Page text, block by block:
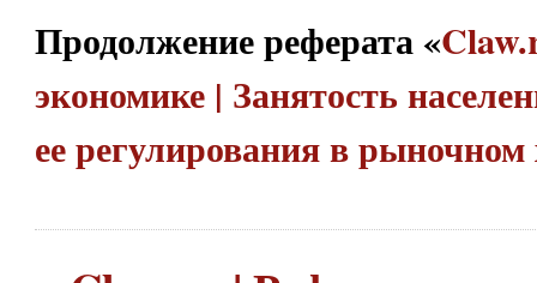
Продолжение реферата «
экономике | Занятость
ее регулирования в